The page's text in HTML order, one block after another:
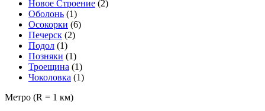
Новое Строение (2)
Оболонь (1)
Осокорки (6)
Печерск (2)
Подол (1)
Позняки (1)
Троещина (1)
Чоколовка (1)
Метро (R = 1 км)